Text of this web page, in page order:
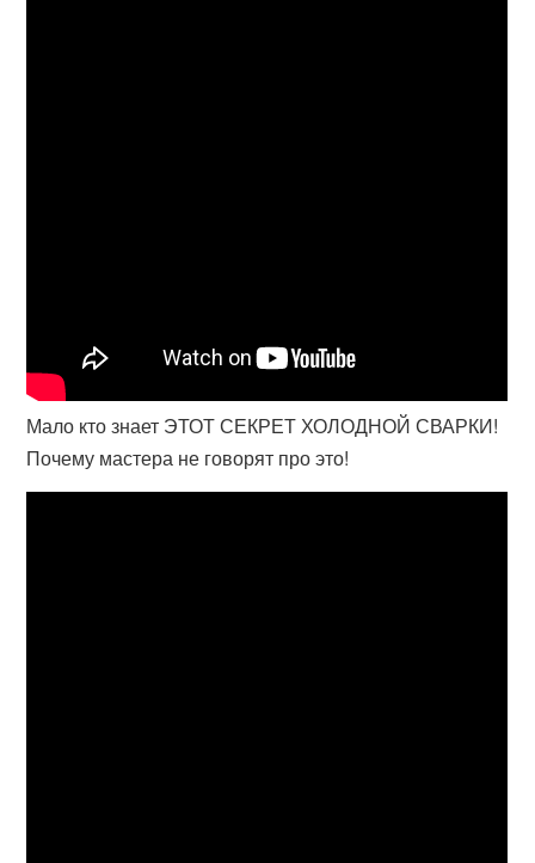
Мало кто знает ЭТОТ СЕКРЕТ ХОЛОДНОЙ СВАРКИ!
Почему мастера не говорят про это!